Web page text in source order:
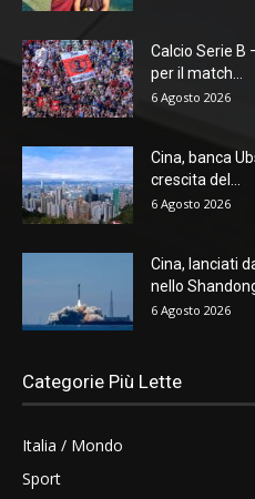
Calcio Serie B
per il match...
6 Agosto 2026
Cina, banca
crescita del...
6 Agosto 2026
Cina, lanciati
nello
6 Agosto 2026
Categorie Più Lette
Italia / Mondo
Sport